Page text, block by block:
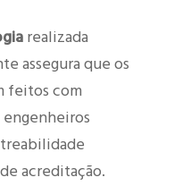
realizada
assegura que os
feitos com
acreditação.